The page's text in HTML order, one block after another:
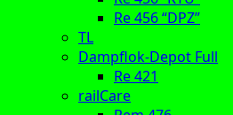
Re 456 “DPZ”
TL
Dampflok-Depot Full
Re 421
railCare